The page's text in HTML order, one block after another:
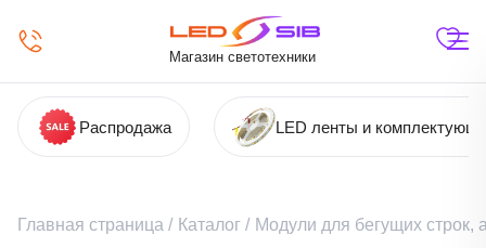
Магазин светотехники
Распродажа LED ленты и
Главная страница / Каталог / Модули для бегущих строк,